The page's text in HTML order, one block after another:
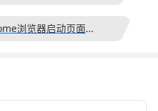
google Chrome浏览器启动页面定制优化研究报告